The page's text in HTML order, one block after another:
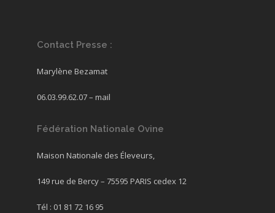
Contact Presse :
Marylène Bezamat
06.03.99.62.07 – mail
Fédération Nationale Ovine
Maison Nationale des Éleveurs,
149 rue de Bercy – 75595 PARIS cedex 12
Tél : 01 81 72 16 95